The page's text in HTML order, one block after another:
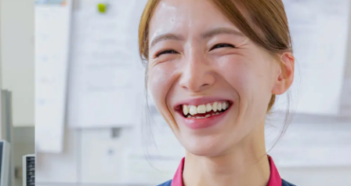
知らせ
援病院